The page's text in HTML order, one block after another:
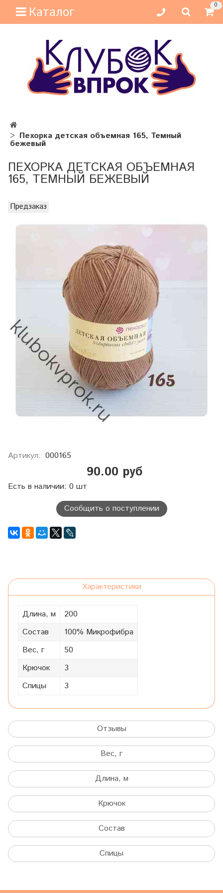
Каталог 0
Пехорка детская объемная 165, Темный
бежевый
ПЕХОРКА ДЕТСКАЯ ОБЪЕМНАЯ
165, ТЕМНЫЙ БЕЖЕВЫЙ
Предзаказ
Артикул: 000165
90.00 руб
Есть в наличии: 0 шт
Сообщить о поступлении
Характеристики
Длина, м
200
Состав
100% Микрофибра
Вес, г
50
Крючок
3
Спицы
3
Отзывы
Вес, г
Длина, м
Крючок
Состав
Спицы